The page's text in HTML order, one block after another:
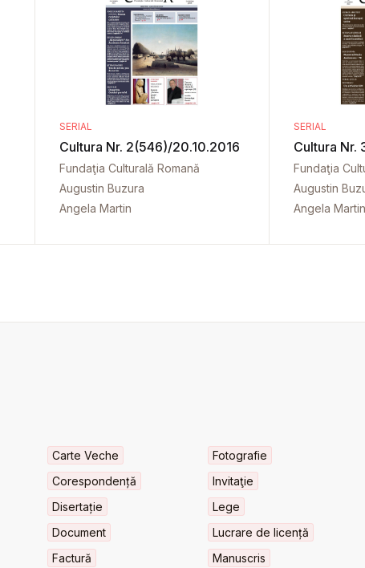
SERIAL
Cultura Nr. 2(546)/20.10.2016
Fundaţia Culturală Romană
Augustin Buzura
Angela Martin
SERIAL
Cultura Nr.
Fundaţia
Augustin
Angela Martin
Carte Veche
Corespondență
Disertație
Document
Factură
Fotografie
Invitaţie
Lege
Lucrare de licență
Manuscris